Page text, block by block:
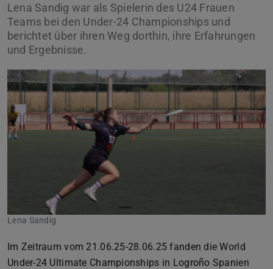
Lena Sandig war als Spielerin des U24 Frauen
Teams bei den Under-24 Championships und
berichtet über ihren Weg dorthin, ihre Erfahrungen
und Ergebnisse.
Lena Sandig
Im Zeitraum vom 21.06.25-28.06.25 fanden die World
Under-24 Ultimate Championships in Logroño Spanien